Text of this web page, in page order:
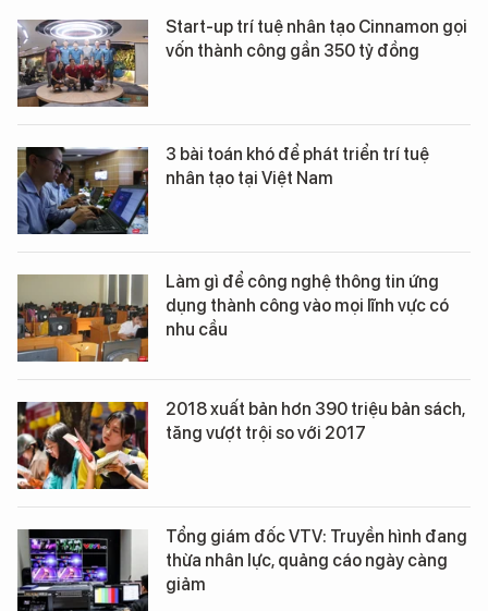
Start-up trí tuệ nhân tạo Cinnamon gọi
vốn thành công gần 350 tỷ đồng
3 bài toán khó để phát triển trí tuệ
nhân tạo tại Việt Nam
Làm gì để công nghệ thông tin ứng
dụng thành công vào mọi lĩnh vực có
nhu cầu
2018 xuất bản hơn 390 triệu bản sách,
tăng vượt trội so với 2017
Tổng giám đốc VTV: Truyền hình đang
thừa nhân lực, quảng cáo ngày càng
giảm